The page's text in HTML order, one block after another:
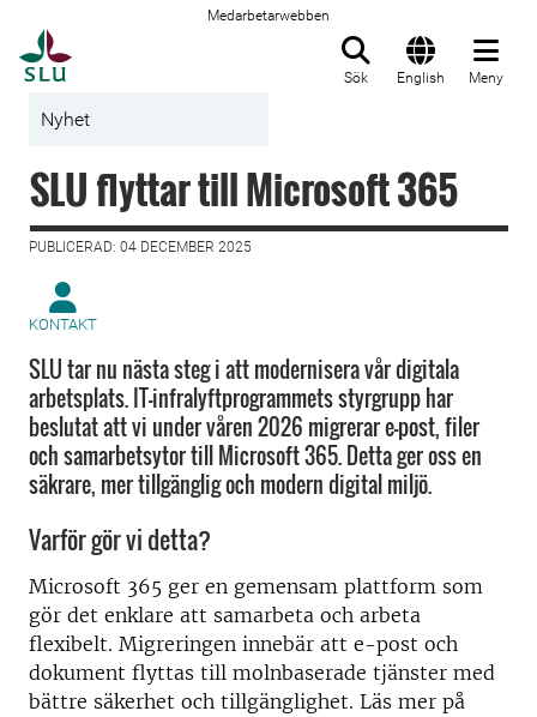
Medarbetarwebben
Sök English Meny
Nyhet
SLU flyttar till Microsoft 365
PUBLICERAD: 04 DECEMBER 2025
KONTAKT
SLU tar nu nästa steg i att modernisera vår digitala
arbetsplats. IT-infralyftprogrammets styrgrupp har
beslutat att vi under våren 2026 migrerar e-post, filer
och samarbetsytor till Microsoft 365. Detta ger oss en
säkrare, mer tillgänglig och modern digital miljö.
Varför gör vi detta?
Microsoft 365 ger en gemensam plattform som
gör det enklare att samarbeta och arbeta
flexibelt. Migreringen innebär att e-post och
dokument flyttas till molnbaserade tjänster med
bättre säkerhet och tillgänglighet. Läs mer på